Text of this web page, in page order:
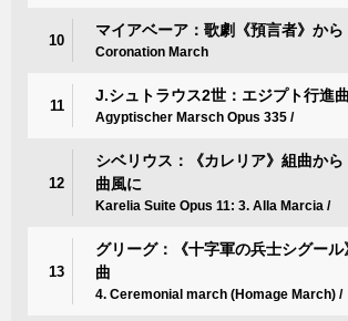
10
マイアベーア：歌劇《預言者》か
Coronation March
11
J.シュトラウス2世：エジプト行進
Agyptischer Marsch Opus 335 /
12
シベリウス：《カレリア》組曲か
曲風に
Karelia Suite Opus 11: 3. Alla Marcia /
13
グリーグ：《十字軍の兵士シグー
曲
4. Ceremonial march (Homage March) /